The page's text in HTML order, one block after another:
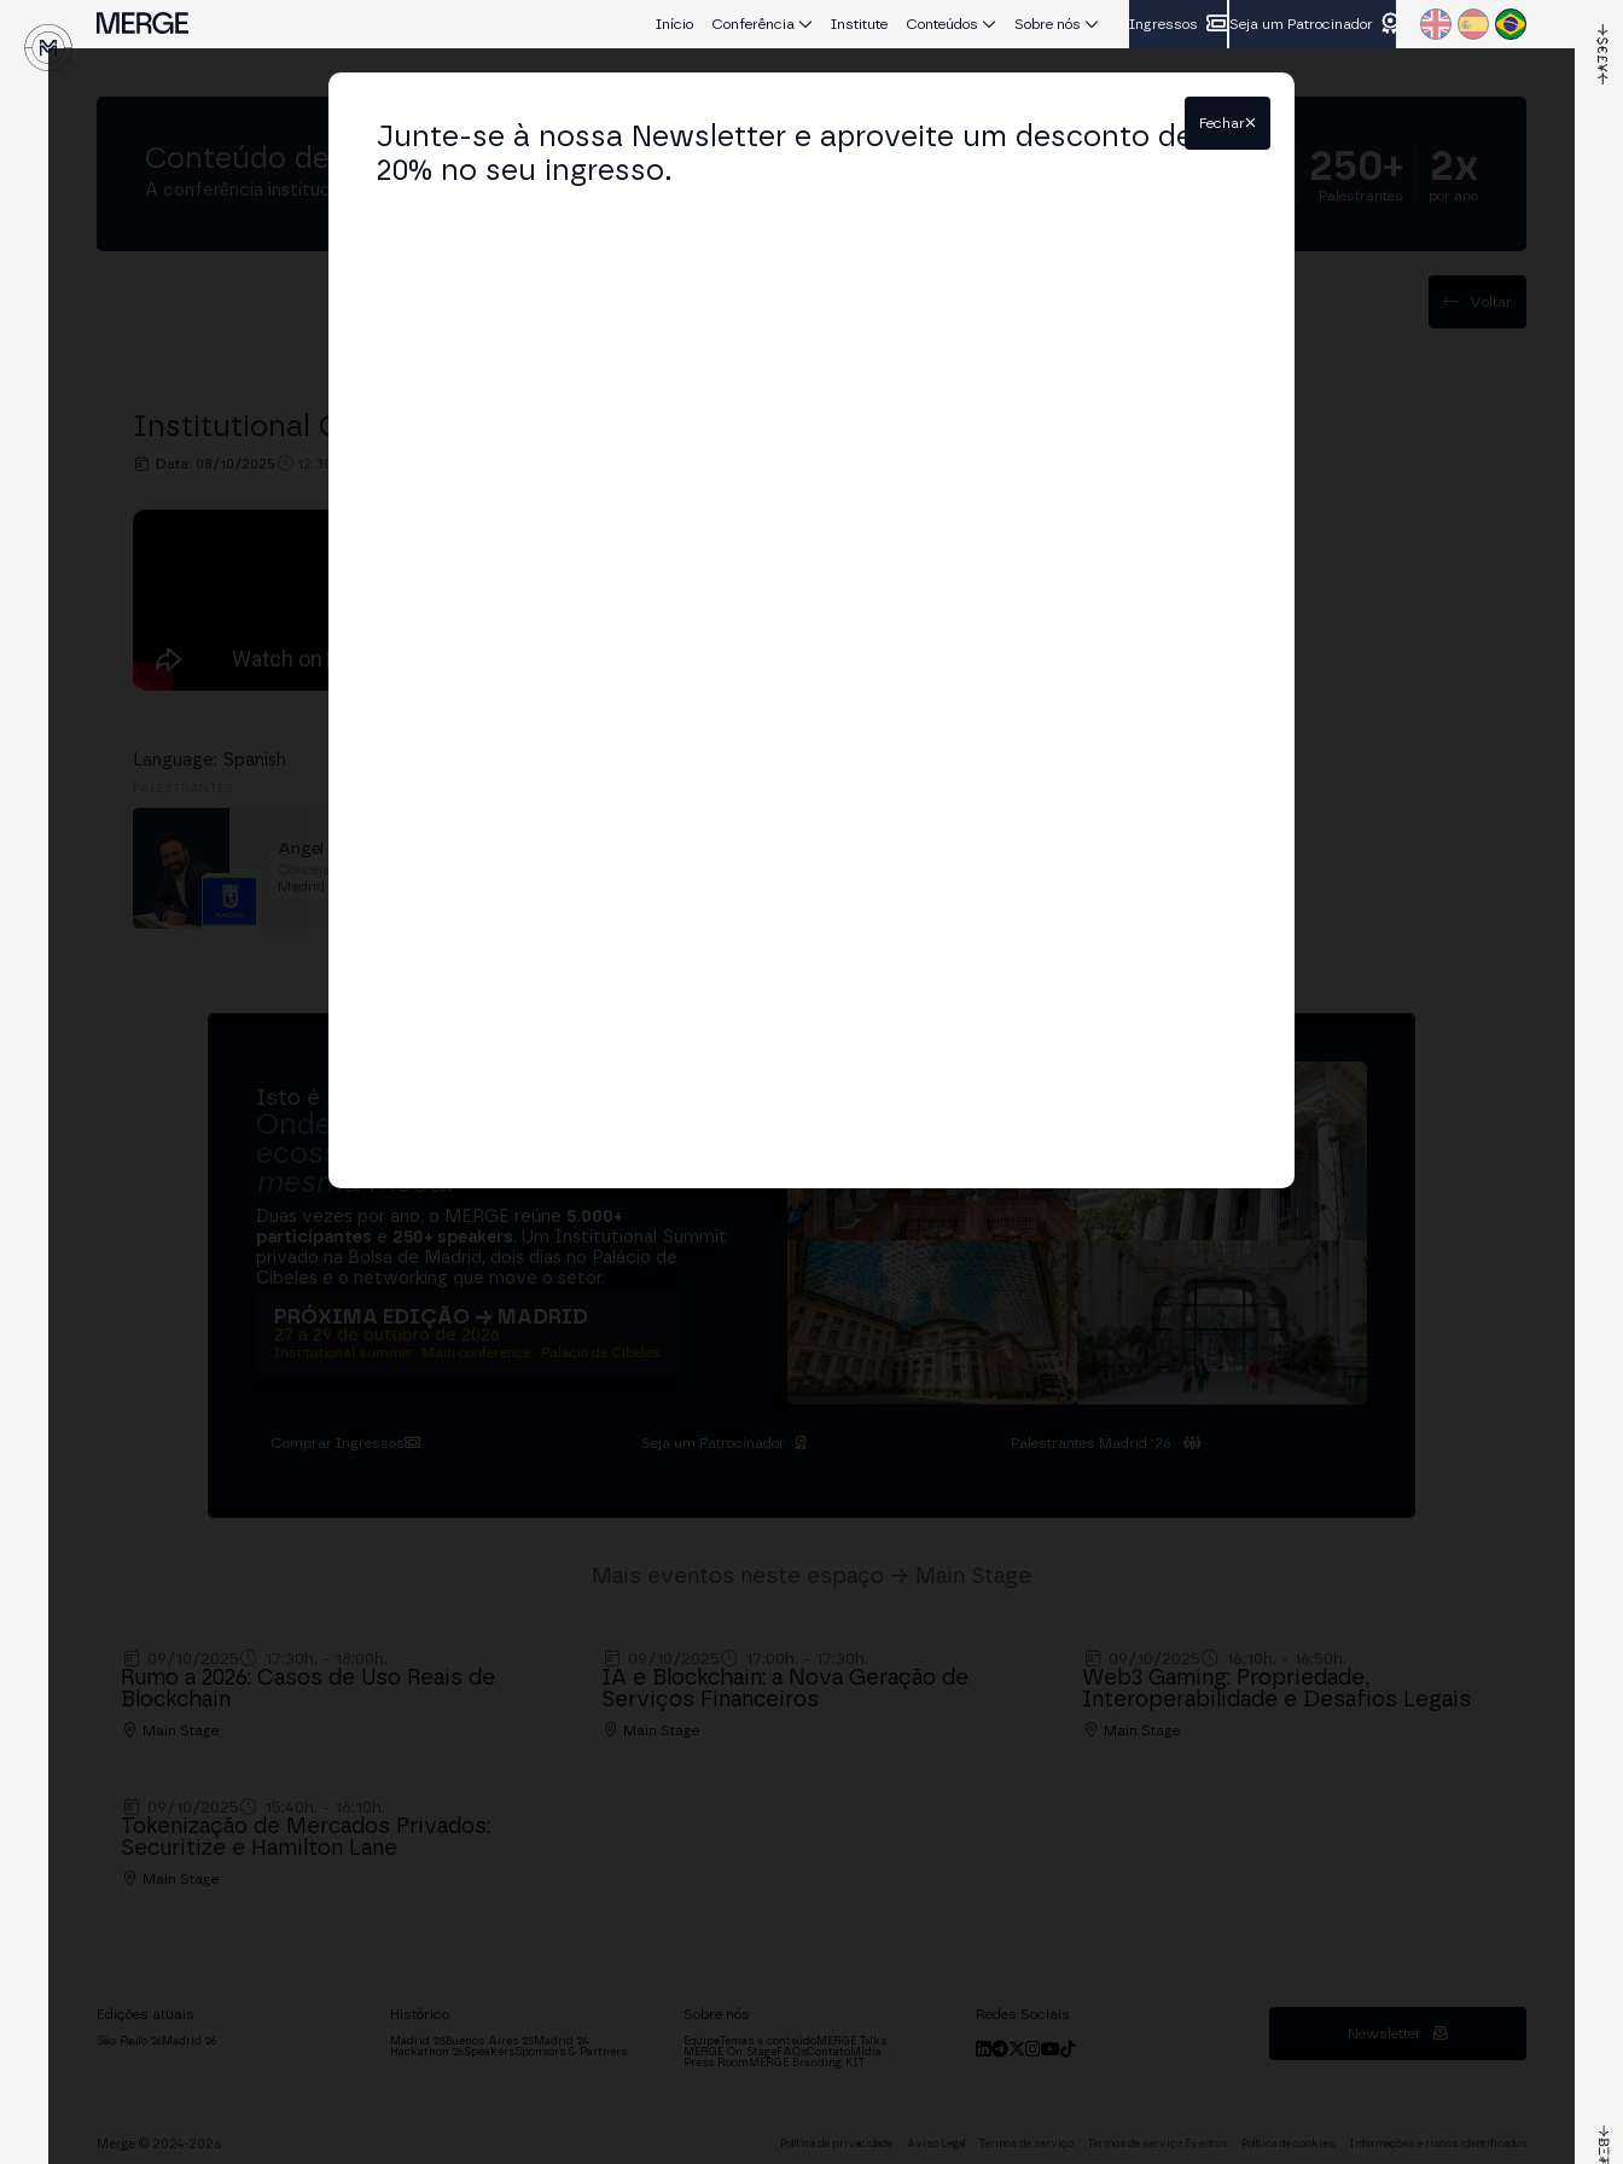
Início Conferência Institute Conteúdos Sobre nós Ingressos Seja um Patrocinador
Conteúdo de MERGE Madrid 25
A conferência institucional de cripto e Web3 que conecta Europa e América Latina.
250+
Palestrantes
2x
por ano
Voltar
Institutional Opening
Data: 08/10/2025
Language: Spanish
Angel Niño
Madrid
Isto é MERGE
Onde bancos, reguladores e o
ecossistema cripto se sentam na
mesma mesa.
Duas vezes por ano, o MERGE reúne 5.000+
participantes e 250+ speakers. Um Institutional Summit
privado na Bolsa de Madrid, dois dias no Palácio de
Cibeles e o networking que move o setor.
PRÓXIMA EDIÇÃO → MADRID
27 a 29 de outubro de 2026
Institutional summit · Main conference · Palacio de Cibeles
Comprar Ingressos Seja um Patrocinador Palestrantes Madrid '26
Rumo a 2026: Casos de Uso Reais de
Blockchain
Main Stage
IA e Blockchain: a Nova Geração de
Serviços Financeiros
Main Stage
Web3 Gaming: Propriedade,
Interoperabilidade e Desafios Legais
Main Stage
Tokenização de Mercados Privados:
Securitize e Hamilton Lane
Main Stage
Edições atuais
São Paulo '26 Madrid '26
Histórico
Madrid '25Buenos Aires '25Madrid '24
Hackathon '26 SpeakersSponsors & Partners
Sobre nós
EquipeTemas e conteúdoMERGE Talks
MERGE On StageFAQsContatoMídia
Press Room MERGE Branding KIT
Redes Sociais
Newsletter
Junte-se à nossa Newsletter e aproveite um desconto de
20% no seu ingresso.
Fechar
Merge © 2024-2026 Política de privacidade Aviso Legal Termos de serviço Termos de serviço Eventos Política de cookies Informações e riscos identificados